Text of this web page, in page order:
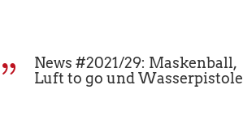
News #2021/29: Maskenball,
Luft to go und Wasserpistole